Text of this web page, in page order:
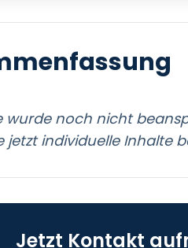
wurde noch nicht
jetzt individuelle Inhalte
Jetzt Kontakt